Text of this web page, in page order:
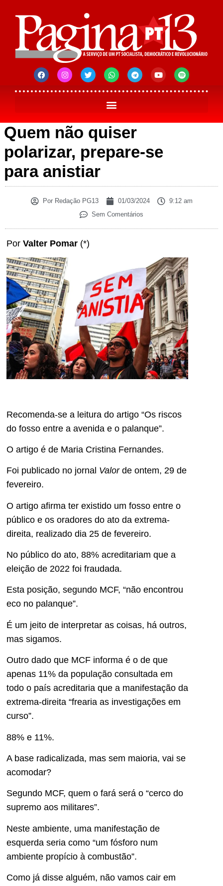
Quem não quiser
polarizar, prepare-se
para anistiar
PorRedação PG13 01/03/2024
9:12 am
Sem Comentários
Por Valter Pomar (*)
Recomenda-se a leitura do artigo “Os riscos
do fosso entre a avenida e o palanque”.
O artigo é de Maria Cristina Fernandes.
Foi publicado no jornal Valor de ontem, 29 de
fevereiro.
O artigo afirma ter existido um fosso entre o
público e os oradores do ato da extrema-
direita, realizado dia 25 de fevereiro.
No público do ato, 88% acreditariam que a
eleição de 2022 foi fraudada.
Esta posição, segundo MCF, “não encontrou
eco no palanque”.
É um jeito de interpretar as coisas, há outros,
mas sigamos.
Outro dado que MCF informa é o de que
apenas 11% da população consultada em
todo o país acreditaria que a manifestação da
extrema-direita “frearia as investigações em
curso”.
88% e 11%.
A base radicalizada, mas sem maioria, vai se
acomodar?
Segundo MCF, quem o fará será o “cerco do
supremo aos militares”.
Neste ambiente, uma manifestação de
esquerda seria como “um fósforo num
ambiente propício à combustão”.
Como já disse alguém, não vamos cair em